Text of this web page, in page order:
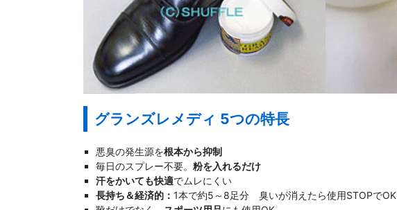
グランズレメディ 5つの特長
悪臭の発生源を根本から抑制
毎日のスプレー不要。 粉を入れるだけ
汗をかいても快適でムレにくい
長持ち＆経済的： 1本で約5～8足分 臭いが消えたら使用STOPでOK